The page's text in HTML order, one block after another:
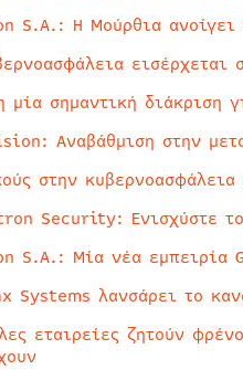
S.A.: Η Μούρθια
μία σημαντική
Αναβάθμιση στην
στην
Security: Ενισχύστε
S.A.: Μία νέα εμπειρία
Systems λανσάρει το
εταιρείες ζητούν